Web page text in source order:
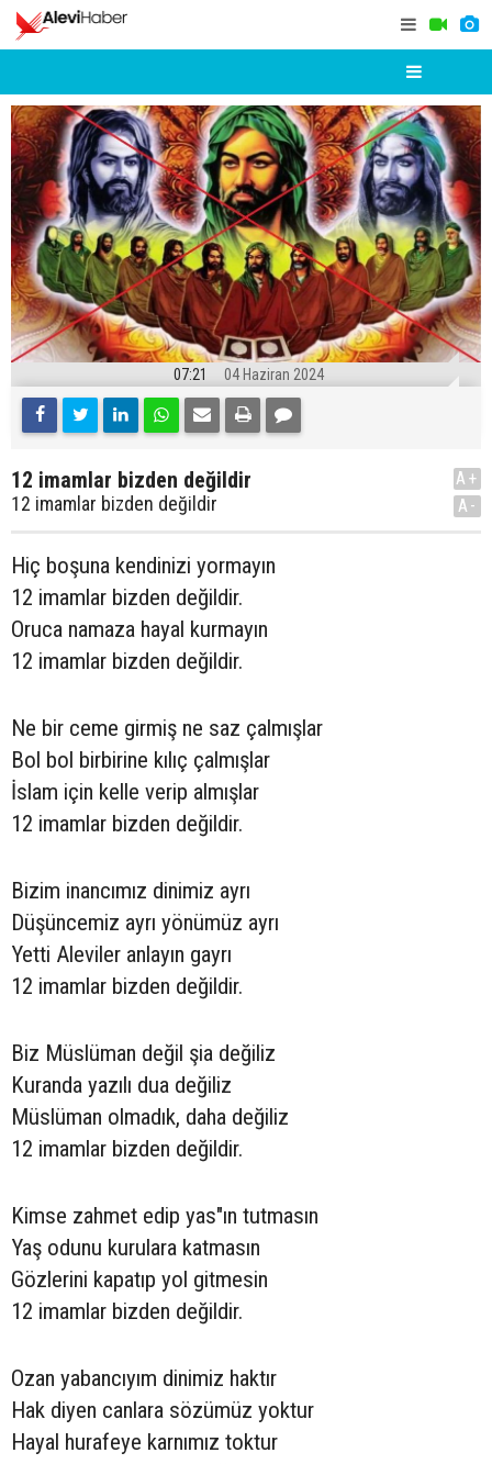
07:21 04 Haziran 2024
12 imamlar bizden değildir
12 imamlar bizden değildir
A+
A-
Hiç boşuna kendinizi yormayın
12 imamlar bizden değildir.
Oruca namaza hayal kurmayın
12 imamlar bizden değildir.
Ne bir ceme girmiş ne saz çalmışlar
Bol bol birbirine kılıç çalmışlar
İslam için kelle verip almışlar
12 imamlar bizden değildir.
Bizim inancımız dinimiz ayrı
Düşüncemiz ayrı yönümüz ayrı
Yetti Aleviler anlayın gayrı
12 imamlar bizden değildir.
Biz Müslüman değil şia değiliz
Kuranda yazılı dua değiliz
Müslüman olmadık, daha değiliz
12 imamlar bizden değildir.
Kimse zahmet edip yas"ın tutmasın
Yaş odunu kurulara katmasın
Gözlerini kapatıp yol gitmesin
12 imamlar bizden değildir.
Ozan yabancıyım dinimiz haktır
Hak diyen canlara sözümüz yoktur
Hayal hurafeye karnımız toktur